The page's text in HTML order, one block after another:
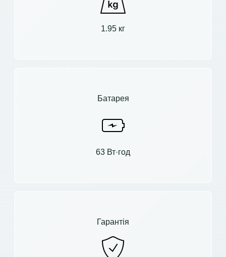
1.95 кг
Батарея
63 Вт·год
Гарантія